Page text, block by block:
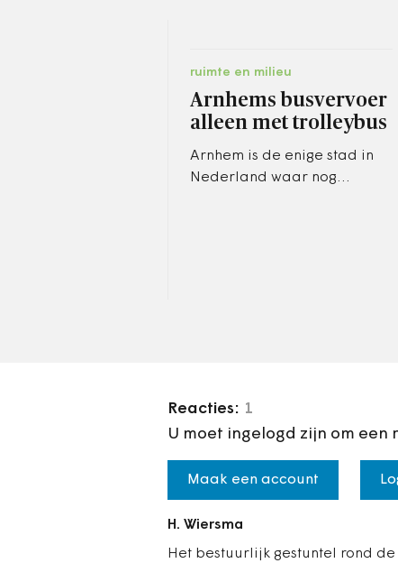
ruimte en milieu
Arnhems busvervoer
alleen met trolleybus
Arnhem is de enige stad in
Nederland waar nog
Reacties: 1
U moet ingelogd zijn om
Maak een account
H. Wiersma
Het bestuurlijk gestuntel rond